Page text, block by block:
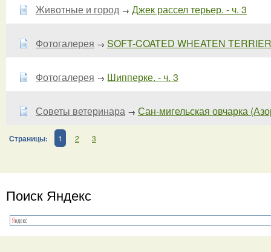
Животные и город → Джек рассел терьер. - ч. 3
Фотогалерея → SOFT-COATED WHEATEN TERRIER
Фотогалерея → Шипперке. - ч. 3
Советы ветеринара → Сан-мигельская овчарка
Страницы: 1 2 3
Поиск Яндекс